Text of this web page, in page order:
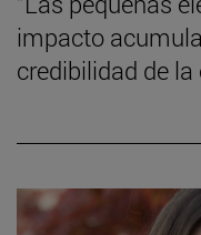
impacto
credibilidad de la